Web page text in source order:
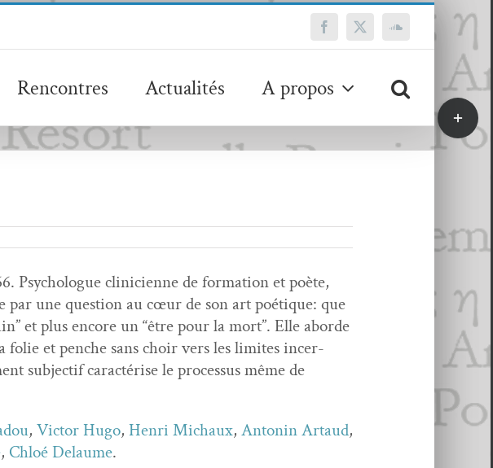
Facebook
X SoundCloud
Rencontres Actualités A propos
Psy­cho­logue clin­i­ci­enne de for­ma­tion et poète,
par une ques­tion au cœur de son art poé­tique: que
et plus encore un “être pour la mort”. Elle abor­de
folie et penche sans choir vers les lim­ites incer­
sub­jec­tif car­ac­térise le proces­sus même de
, Vic­tor Hugo, Hen­ri Michaux, Antonin Artaud,
, Chloé Delaume.
Bascule
de
la
barre